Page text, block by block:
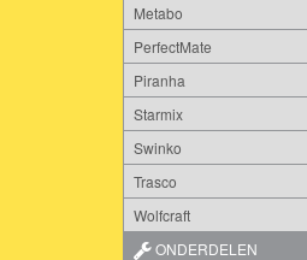
Metabo
PerfectMate
Piranha
Starmix
Swinko
Trasco
Wolfcraft
ONDERDELEN